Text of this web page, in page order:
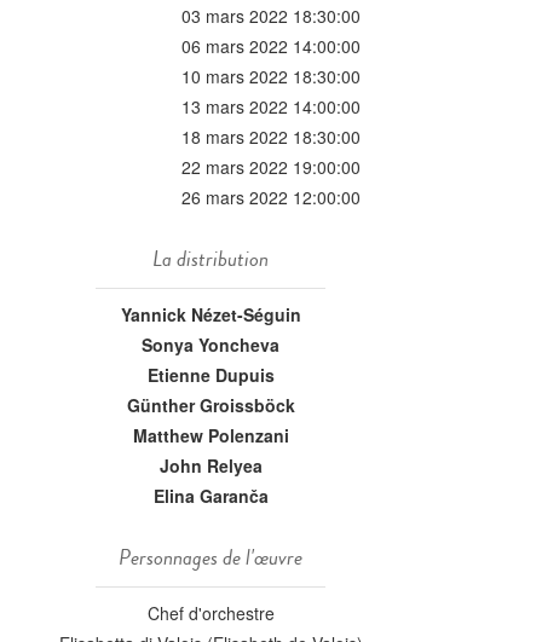
03 mars 2022 18:30:00
06 mars 2022 14:00:00
10 mars 2022 18:30:00
13 mars 2022 14:00:00
18 mars 2022 18:30:00
22 mars 2022 19:00:00
26 mars 2022 12:00:00
La distribution
Yannick Nézet-Séguin
Sonya Yoncheva
Etienne Dupuis
Günther Groissböck
Matthew Polenzani
John Relyea
Elina Garanča
Personnages de l'œuvre
Chef d'orchestre